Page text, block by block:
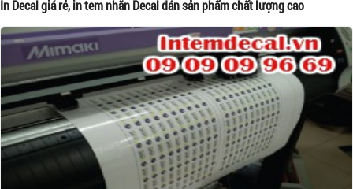
In Decal giá rẻ, in tem nhãn Decal dán sản phẩm chất lượng cao